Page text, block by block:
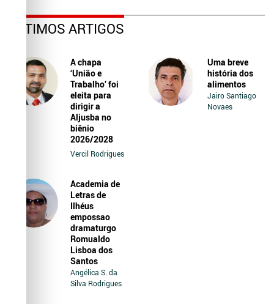
ÚLTIMOS ARTIGOS
A chapa
‘União e
Trabalho’ foi
eleita para
dirigir a
Aljusba no
biênio
2026/2028
Vercil Rodrigues
Uma breve
história dos
alimentos
Jairo Santiago
Novaes
Academia de
Letras de
Ilhéus
empossao
dramaturgo
Romualdo
Lisboa dos
Santos
Angélica S. da
Silva Rodrigues